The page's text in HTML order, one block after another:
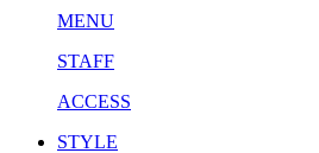
MENU
STAFF
ACCESS
STYLE